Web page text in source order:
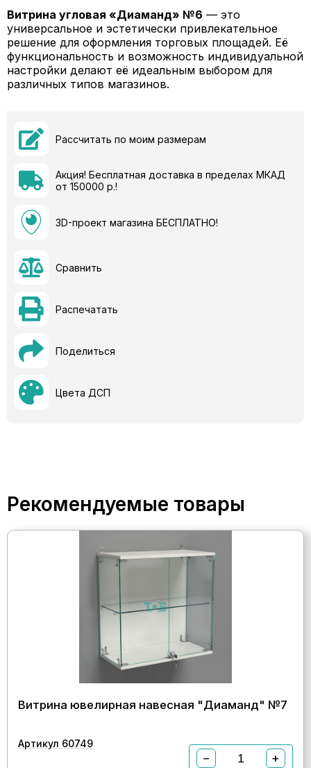
Витрина угловая «Диаманд» №6 — это
универсальное и эстетически привлекательное
решение для оформления торговых площадей. Её
функциональность и возможность индивидуальной
настройки делают её идеальным выбором для
различных типов магазинов.
Рассчитать по моим размерам
Акция! Бесплатная доставка в пределах МКАД
от 150000 р.!
3D-проект магазина БЕСПЛАТНО!
Сравнить
Распечатать
Поделиться
Цвета ДСП
Рекомендуемые товары
Витрина ювелирная навесная "Диаманд" №7
Артикул 60749
− +